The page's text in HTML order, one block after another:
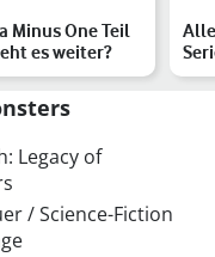
Minus One Teil
es weiter?
Legacy of
/ Science-Fiction